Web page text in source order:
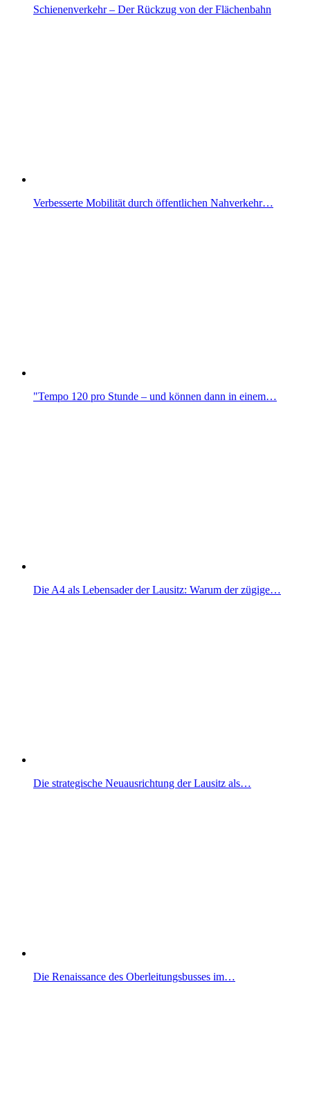
Schienenverkehr – Der Rückzug von der Flächenbahn
Verbesserte Mobilität durch öffentlichen Nahverkehr…
"Tempo 120 pro Stunde – und können dann in einem…
Die A4 als Lebensader der Lausitz: Warum der zügige…
Die strategische Neuausrichtung der Lausitz als…
Die Renaissance des Oberleitungsbusses im…